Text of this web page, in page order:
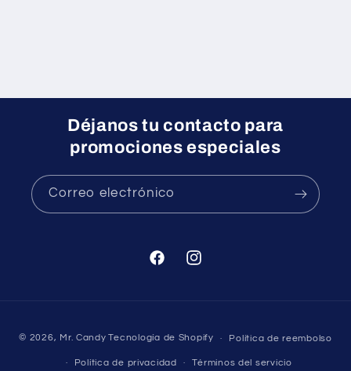
Déjanos tu contacto para
promociones especiales
Correo electrónico
FacebookInstagram
de
pago
© 2026, Mr. Candy Tecnología de Shopify Política de reembolso
Política de privacidad Términos del servicio